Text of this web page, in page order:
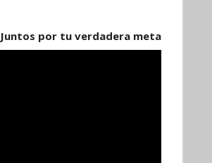
Juntos por tu verdadera meta